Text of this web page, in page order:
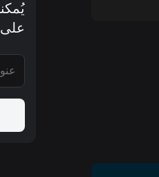
على Bitget!